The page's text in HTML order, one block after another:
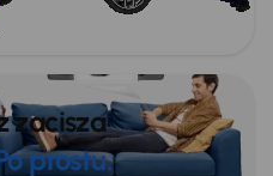
zacisza
prostu.